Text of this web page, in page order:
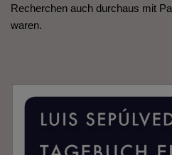
Recherchen auch durchaus mit
waren.